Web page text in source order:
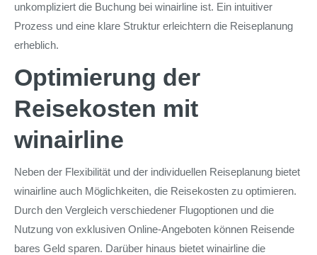
unkompliziert die Buchung bei winairline ist. Ein intuitiver
Prozess und eine klare Struktur erleichtern die Reiseplanung
erheblich.
Optimierung der
Reisekosten mit
winairline
Neben der Flexibilität und der individuellen Reiseplanung bietet
winairline auch Möglichkeiten, die Reisekosten zu optimieren.
Durch den Vergleich verschiedener Flugoptionen und die
Nutzung von exklusiven Online-Angeboten können Reisende
bares Geld sparen. Darüber hinaus bietet winairline die